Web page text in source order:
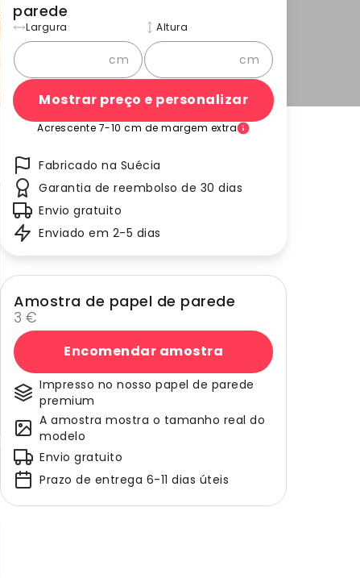
parede
Largura
cm
Altura
cm
Mostrar preço e personalizar
Acrescente 7-10 cm de margem extra
Fabricado na Suécia
Garantia de reembolso de 30 dias
Envio gratuito
Enviado em 2-5 dias
Amostra de papel de parede
3 €
Encomendar amostra
Impresso no nosso papel de parede
premium
A amostra mostra o tamanho real do
modelo
Envio gratuito
Prazo de entrega 6-11 dias úteis